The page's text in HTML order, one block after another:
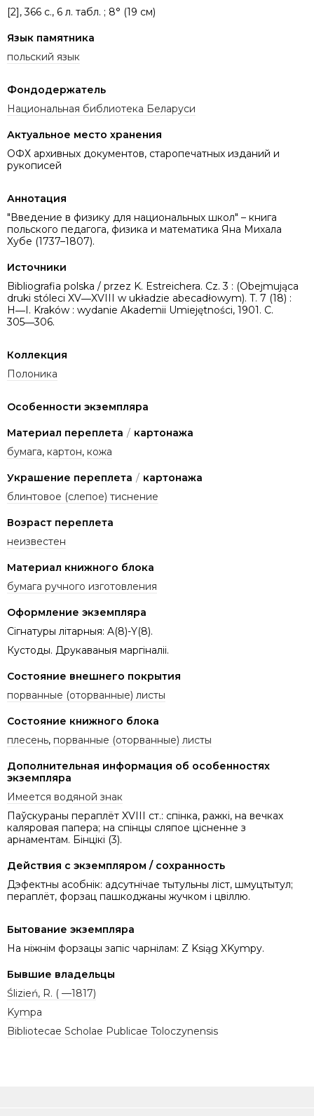
[2], 366 c., 6 л. табл. ; 8° (19 см)
Язык памятника
польский язык
Фондодержатель
Национальная библиотека Беларуси
Актуальное место хранения
ОФХ архивных документов, старопечатных изданий и
рукописей
Аннотация
"Введение в физику для национальных школ" – книга
польского педагога, физика и математика Яна Михала
Хубе (1737–1807).
Источники
Bibliografia polska / przez K. Estreichera. Cz. 3 : (Obejmująca
druki stóleci XV―XVIII w układzie abecadłowym). T. 7 (18) :
H―I. Kraków : wydanie Akademii Umiejętności, 1901. C.
305―306.
Коллекция
Полоника
Особенности экземпляра
Материал переплета / картонажа
бумага, картон, кожа
Украшение переплета / картонажа
блинтовое (слепое) тиснение
Возраст переплета
неизвестен
Материал книжного блока
бумага ручного изготовления
Оформление экземпляра
Сігнатуры літарныя: A(8)-Y(8).
Кустоды. Друкаваныя маргіналіі.
Состояние внешнего покрытия
порванные (оторванные) листы
Состояние книжного блока
плесень, порванные (оторванные) листы
Дополнительная информация об особенностях
экземпляра
Имеется водяной знак
Паўскураны пераплёт XVIII ст.: спінка, ражкі, на вечках
каляровая папера; на спінцы сляпое цісненне з
арнаментам. Бінцікі (3).
Действия с экземпляром / сохранность
Дэфектны асобнік: адсутнічае тытульны ліст, шмуцтытул;
пераплёт, форзац пашкоджаны жучком і цвіллю.
Бытование экземпляра
На ніжнім форзацы запіс чарнілам: Z Ksiąg XKympy.
Бывшие владельцы
Ślizień, R. ( —1817)
Kympa
Bibliotecae Scholae Publicae Toloczynensis